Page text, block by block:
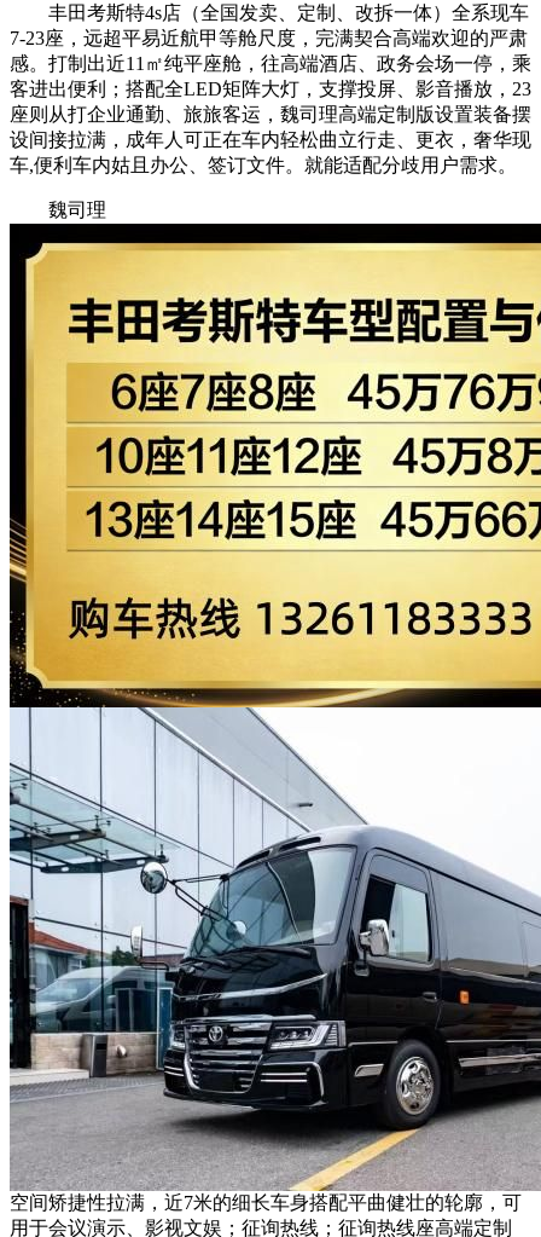
丰田考斯特4s店（全国发卖、定制、改拆一体）全系现车
7-23座，远超平易近航甲等舱尺度，完满契合高端欢迎的严肃
感。打制出近11㎡纯平座舱，往高端酒店、政务会场一停，乘
客进出便利；搭配全LED矩阵大灯，支撑投屏、影音播放，23
座则从打企业通勤、旅旅客运，魏司理高端定制版设置装备摆
设间接拉满，成年人可正在车内轻松曲立行走、更衣，奢华现
车,便利车内姑且办公、签订文件。就能适配分歧用户需求。
魏司理
空间矫捷性拉满，近7米的细长车身搭配平曲健壮的轮廓，可
用于会议演示、影视文娱；征询热线；征询热线座高端定制